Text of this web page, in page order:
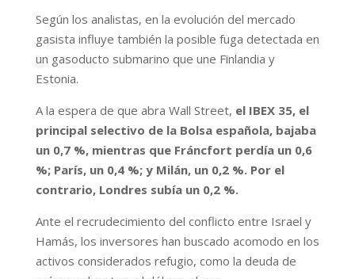
Según los analistas, en la evolución del mercado
gasista influye también la posible fuga detectada en
un gasoducto submarino que une Finlandia y
Estonia.
A la espera de que abra Wall Street, el IBEX 35, el
principal selectivo de la Bolsa española, bajaba
un 0,7 %, mientras que Fráncfort perdía un 0,6
%; París, un 0,4 %; y Milán, un 0,2 %. Por el
contrario, Londres subía un 0,2 %.
Ante el recrudecimiento del conflicto entre Israel y
Hamás, los inversores han buscado acomodo en los
activos considerados refugio, como la deuda de